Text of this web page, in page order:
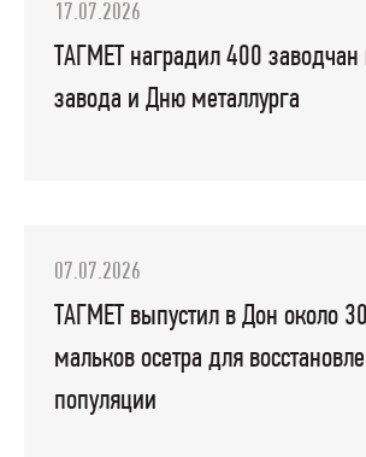
17.07.2026
ТАГМЕТ наградил 400
завода и Дню металлурга
07.07.2026
ТАГМЕТ выпустил в Дон около
мальков осетра для
популяции